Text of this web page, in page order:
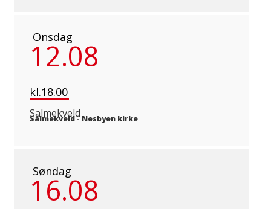
Onsdag
12.08
kl.18.00
Salmekveld
Salmekveld- Nesbyen kirke
Søndag
16.08